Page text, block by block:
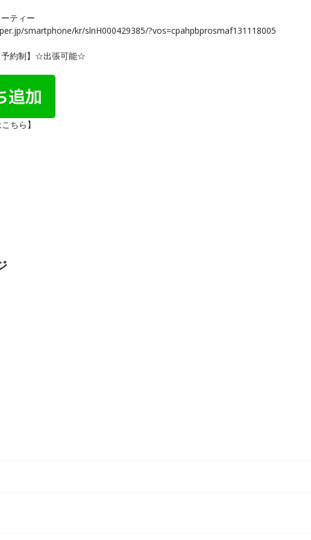
ティー
smartphone/kr/slnH000429385/?vos=cpahpbprosmaf131118005
予約制】☆出張可能☆
ちら】